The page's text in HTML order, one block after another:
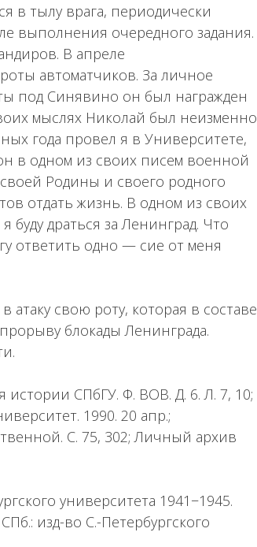
в тылу врага, периодически
выполнения очередного задания.
В апреле
автоматчиков. За личное
под Синявино он был награжден
мыслях Николай был неизменно
года провел я в Университете,
в одном из своих писем военной
Родины и своего родного
отдать жизнь. В одном из своих
драться за Ленинград. Что
ответить одно — сие от меня
атаку свою роту, которая в составе
блокады Ленинграда.
истории СПбГУ. Ф. ВОВ. Д. 6. Л. 7, 10;
1990. 20 апр.;
С. 75, 302; Личный архив
университета 1941−1945.
изд-во С.-Петербургского